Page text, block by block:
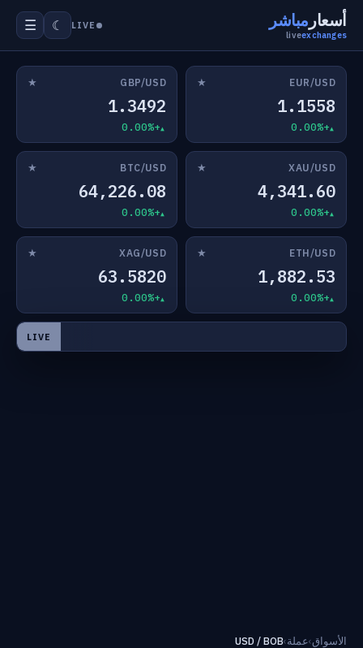
أسعار مباشر
liveexchanges
LIVE
☾
☰
EUR/USD
★
1.1558
+0.00%
GBP/USD
★
1.3492
+0.00%
XAU/USD
★
4,341.60
+0.00%
BTC/USD
★
64,226.08
+0.00%
ETH/USD
★
1,882.53
+0.00%
XAG/USD
★
63.5820
+0.00%
LIVE
الأسواق›عملة›
USD / BOB